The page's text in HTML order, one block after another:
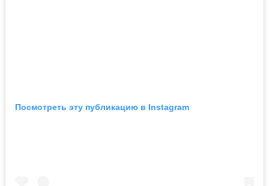
Посмотреть эту публикацию в Instagram